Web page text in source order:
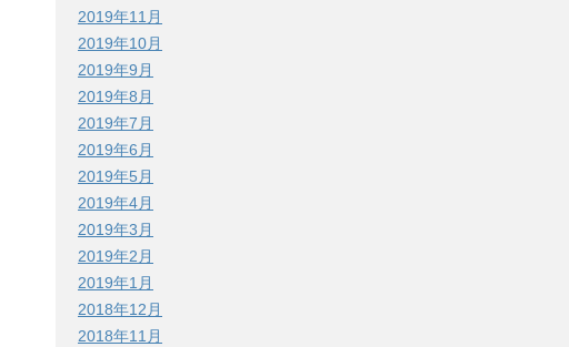
2019年11月
2019年10月
2019年9月
2019年8月
2019年7月
2019年6月
2019年5月
2019年4月
2019年3月
2019年2月
2019年1月
2018年12月
2018年11月